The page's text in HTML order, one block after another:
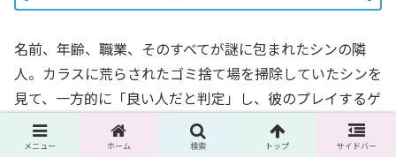
名前、年齢、職業、そのすべてが謎に包まれたシンの隣
人。カラスに荒らされたゴミ捨て場を掃除していたシンを
見て、一方的に「良い人だと判定」し、彼のプレイするゲ
ーム「トリコロ」を一緒に遊ぶという目的のためだけに、
彼の生活に強引に介入してきます。その行動は時に常軌を
メニュー ホーム 検索 トップ サイドバー